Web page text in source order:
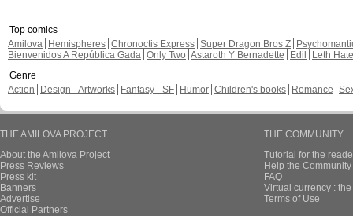
Top comics
Amilova
Hemispheres Chronoctis Express Super Dragon Bros Z
Bienvenidos A República Gada Only Two Astaroth Y Bernadette Edil
Leth Hate
Genre
Action
Design - Artworks Fantasy - SF Humor Children's books Romance
THE AMILOVA PROJECT
About the Amilova Project
Press Reviews
Press kit
Banners
Advertise
Official Partners
THE COMMUNITY
Tutorial for the
Help the
FAQ
Virtual currency :
Terms of Use